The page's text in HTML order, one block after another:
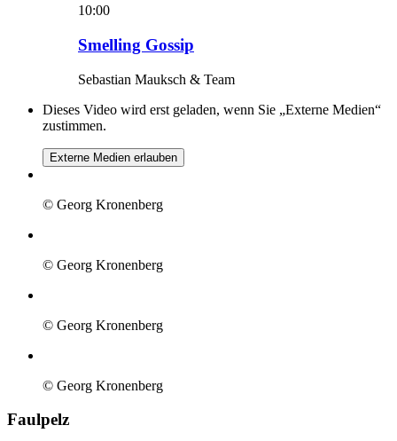
10:00
Smelling Gossip
Sebastian Mauksch & Team
Dieses Video wird erst geladen, wenn Sie „Externe Medien“
zustimmen.
Externe Medien erlauben
© Georg Kronenberg
© Georg Kronenberg
© Georg Kronenberg
© Georg Kronenberg
Faulpelz